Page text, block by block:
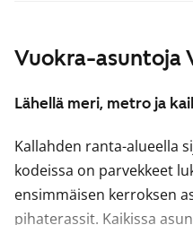
Vuokra-asuntoja
Lähellä meri, metro ja
Kallahden ranta-alueella
kodeissa on parvekkeet
ensimmäisen kerroksen
pihaterassit. Kaikissa